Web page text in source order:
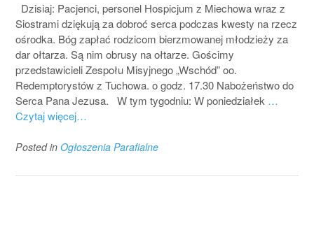
Dzisiaj: Pacjenci, personel Hospicjum z Miechowa wraz z
Siostrami dziękują za dobroć serca podczas kwesty na rzecz
ośrodka. Bóg zapłać rodzicom bierzmowanej młodzieży za
dar ołtarza. Są nim obrusy na ołtarze. Gościmy
przedstawicieli Zespołu Misyjnego „Wschód” oo.
Redemptorystów z Tuchowa. o godz. 17.30 Nabożeństwo do
Serca Pana Jezusa. W tym tygodniu: W poniedziałek …
Czytaj więcej…
Posted in Ogłoszenia Parafialne